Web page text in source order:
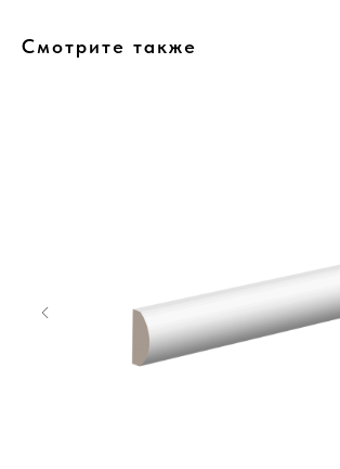
Смотрите также